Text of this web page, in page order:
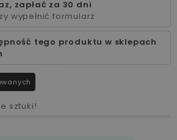
zapłać za 30 dni
wypełnić formularz
tego produktu w sklepach
sztuki!